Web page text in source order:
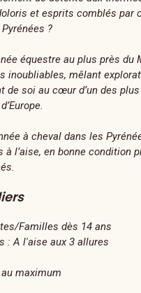
et esprits comblés par
?
équestre au plus près du
inoubliables, mêlant
de soi au cœur d’un des
à cheval dans les
à l’aise, en bonne condition
Familles dès 14 ans
: A l'aise aux 3 allures
maximum